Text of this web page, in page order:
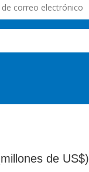
de US$)